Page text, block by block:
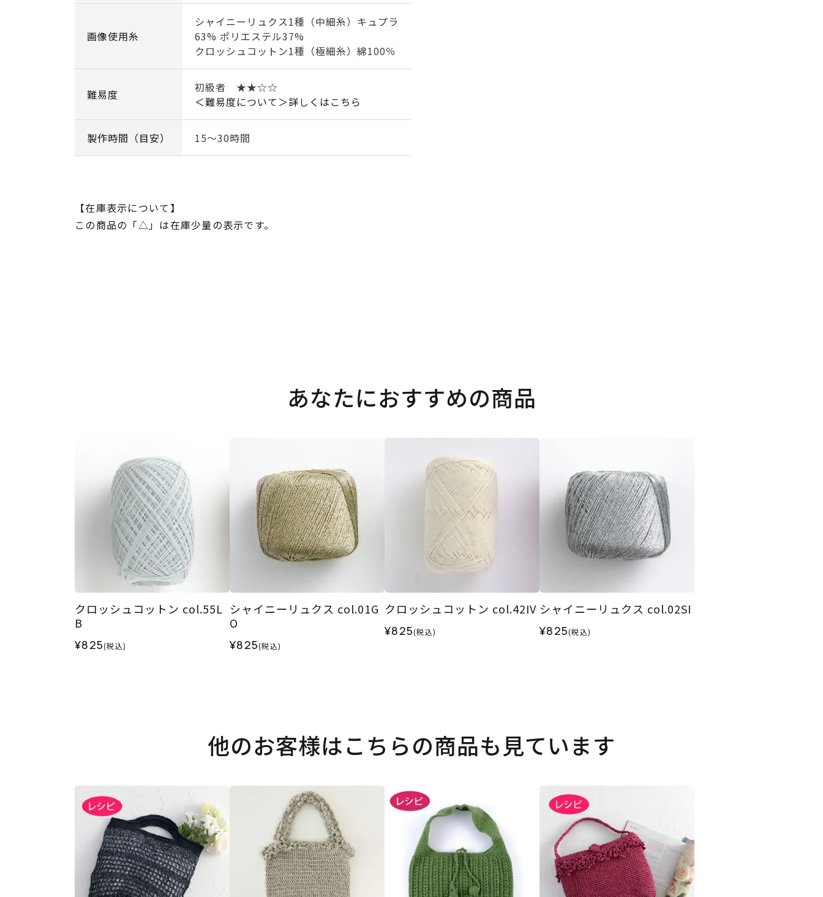
画像使用糸
シャイニーリュクス1種（中細糸）キュプラ
63% ポリエステル37%
クロッシュコットン1種（極細糸）綿100％
難易度
初級者 ★★☆☆
＜難易度について＞詳しくはこちら
製作時間（目安） 15～30時間
【在庫表示について】
この商品の「△」は在庫少量の表示です。
あなたにおすすめの商品
クロッシュコットン col.55L
B
¥825(税込)
シャイニーリュクス col.01G
O
¥825(税込)
クロッシュコットン col.42IV
¥825(税込)
シャイニーリュクス col.02SI
¥825(税込)
他のお客様はこちらの商品も見ています